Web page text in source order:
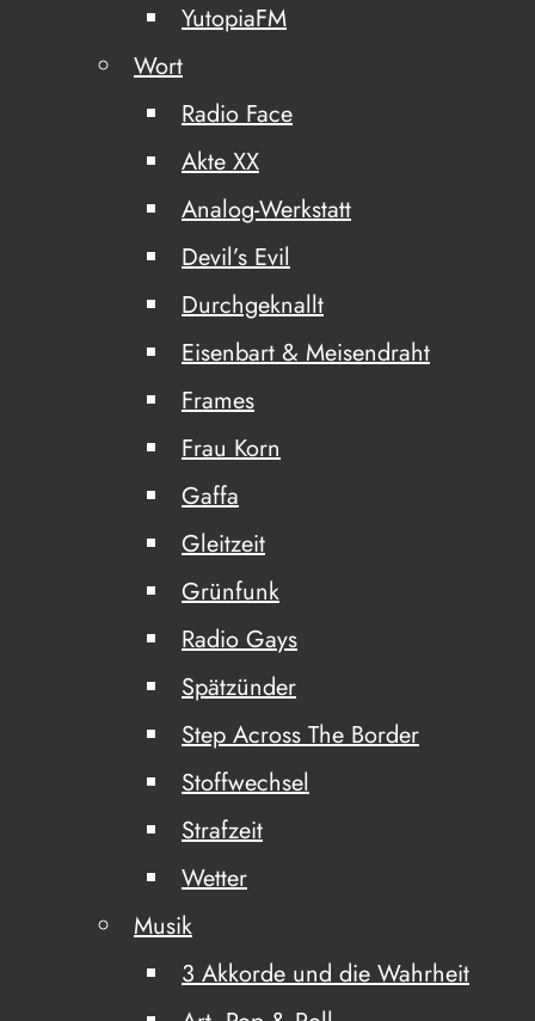
YutopiaFM
Wort
Radio Face
Akte XX
Analog-Werkstatt
Devil’s Evil
Durchgeknallt
Eisenbart & Meisendraht
Frames
Frau Korn
Gaffa
Gleitzeit
Grünfunk
Radio Gays
Spätzünder
Step Across The Border
Stoffwechsel
Strafzeit
Wetter
Musik
3 Akkorde und die Wahrheit